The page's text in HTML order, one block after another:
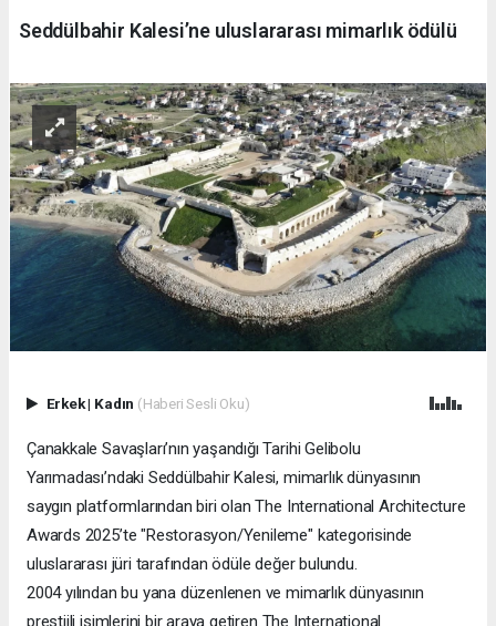
Seddülbahir Kalesi’ne uluslararası mimarlık ödülü
Erkek| Kadın (Haberi Sesli Oku)
Çanakkale Savaşları’nın yaşandığı Tarihi Gelibolu
Yarımadası’ndaki Seddülbahir Kalesi, mimarlık dünyasının
saygın platformlarından biri olan The International Architecture
Awards 2025’te "Restorasyon/Yenileme" kategorisinde
uluslararası jüri tarafından ödüle değer bulundu.
2004 yılından bu yana düzenlenen ve mimarlık dünyasının
prestijli isimlerini bir araya getiren The International